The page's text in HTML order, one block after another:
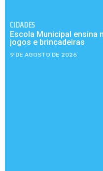
CIDADES
Escola Municipal ensina
jogos e brincadeiras
9 DE AGOSTO DE 2026